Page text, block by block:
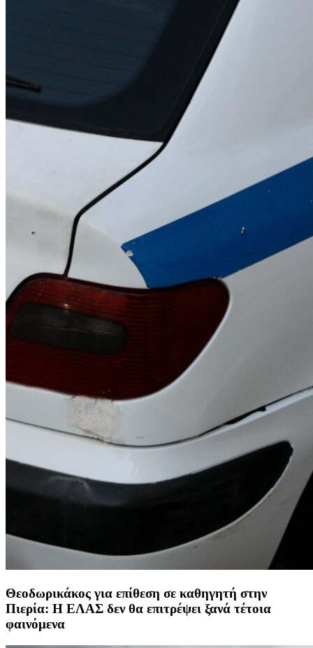
Θεοδωρικάκος για επίθεση σε καθηγητή στην
Πιερία: Η ΕΛΑΣ δεν θα επιτρέψει ξανά τέτοια
φαινόμενα